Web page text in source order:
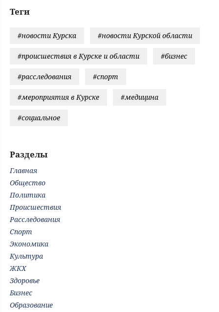
Теги
#новости Курска #новости Курской области
#происшествия в Курске и области #бизнес
#расследования #спорт
#мероприятия в Курске #медицина
#социальное
Разделы
Главная
Общество
Политика
Происшествия
Расследования
Спорт
Экономика
Культура
ЖКХ
Здоровье
Бизнес
Образование